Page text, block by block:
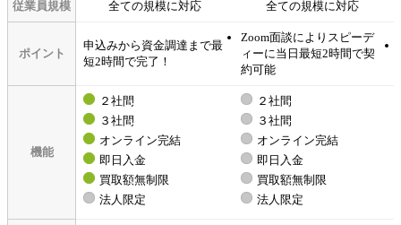
従業員規模 全ての規模に対応 全ての規模に対応
ポイント
申込みから資金調達まで最
短2時間で完了！
Zoom面談によりスピーデ
ィーに当日最短2時間で契
約可能
機能
２社間
３社間
オンライン完結
即日入金
買取額無制限
法人限定
２社間
３社間
オンライン完結
即日入金
買取額無制限
法人限定